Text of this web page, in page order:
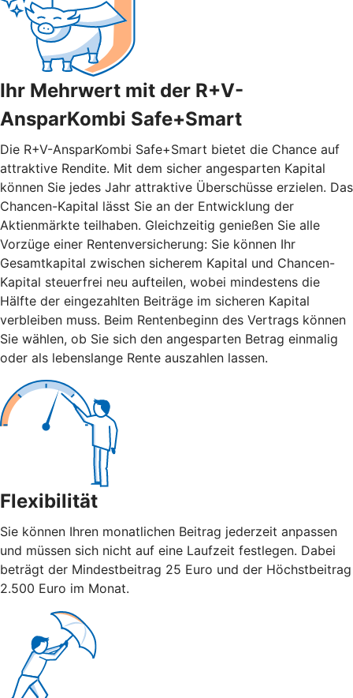
Ihr Mehrwert mit der R+V-
AnsparKombi Safe+Smart
Die R+V-AnsparKombi Safe+Smart bietet die Chance auf
attraktive Rendite. Mit dem sicher angesparten Kapital
können Sie jedes Jahr attraktive Überschüsse erzielen. Das
Chancen-Kapital lässt Sie an der Entwicklung der
Aktienmärkte teilhaben. Gleichzeitig genießen Sie alle
Vorzüge einer Rentenversicherung: Sie können Ihr
Gesamtkapital zwischen sicherem Kapital und Chancen-
Kapital steuerfrei neu aufteilen, wobei mindestens die
Hälfte der eingezahlten Beiträge im sicheren Kapital
verbleiben muss. Beim Rentenbeginn des Vertrags können
Sie wählen, ob Sie sich den angesparten Betrag einmalig
oder als lebenslange Rente auszahlen lassen.
Flexibilität
Sie können Ihren monatlichen Beitrag jederzeit anpassen
und müssen sich nicht auf eine Laufzeit festlegen. Dabei
beträgt der Mindestbeitrag 25 Euro und der Höchstbeitrag
2.500 Euro im Monat.